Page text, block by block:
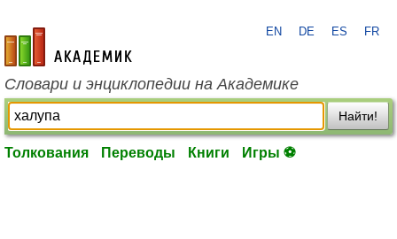
academic.ru
EN DE ES FR
Словари и энциклопедии на Академике
Найти!
Толкования Переводы Книги Игры ⚽